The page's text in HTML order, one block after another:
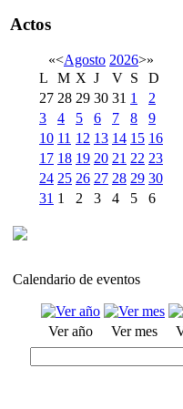
Actos
«<Agosto 2026>»
L
M X J V S
D
27 28 29 30 31 1
2
3
4 5 6 7 8
9
10 11 12 13 14 15 16
17 18 19 20 21 22 23
24 25 26 27 28 29 30
31 1 2 3 4 5 6
Calendario de eventos
Ver año Ver mes